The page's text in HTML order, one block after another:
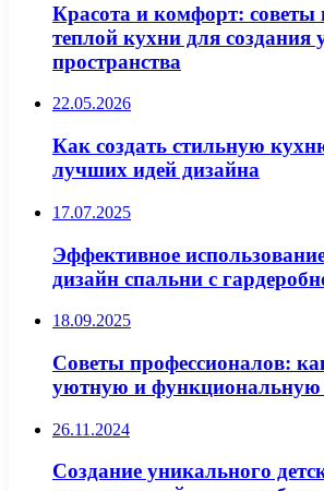
Красота и комфорт: советы
теплой кухни для создания
пространства
22.05.2026
Как создать стильную
лучших идей дизайна
17.07.2025
Эффективное
дизайн спальни с
18.09.2025
Советы профессионалов:
уютную и функциональную
26.11.2024
Создание уникального